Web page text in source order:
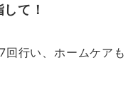
て！
回行い、ホームケアも